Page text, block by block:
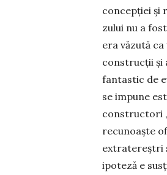
concepţiei şi
zului nu a
era văzută
construcţii şi
fantastic de
se impune
constructori
recunoaşte
extratereştri
ipoteză e